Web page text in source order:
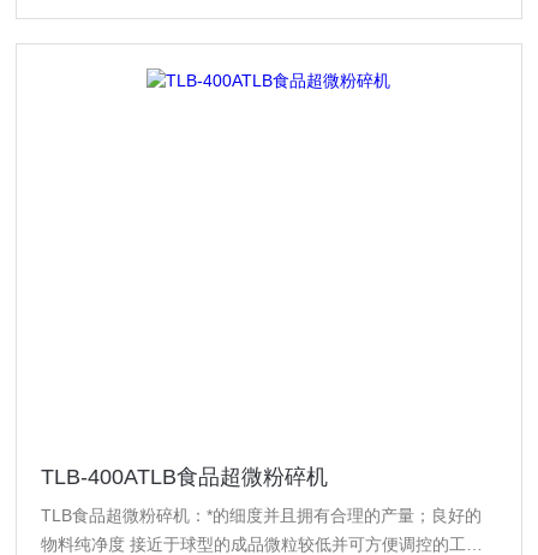
TLB-400ATLB食品超微粉碎机
TLB食品超微粉碎机：*的细度并且拥有合理的产量；良好的
物料纯净度 接近于球型的成品微粒较低并可方便调控的工作